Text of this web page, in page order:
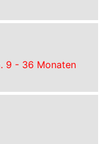
9 - 36 Monaten